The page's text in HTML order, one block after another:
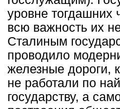
уровне тогдашних
всю важность их
Сталиным
проводило
железные дороги,
не работали по
государству, а